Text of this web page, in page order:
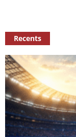
Recents